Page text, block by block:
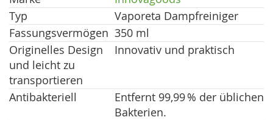
Typ
Vaporeta Dampfreiniger
Fassungsvermögen 350 ml
Originelles Design
und leicht zu
transportieren
Innovativ und praktisch
Antibakteriell
Entfernt 99,99 % der üblichen
Bakterien.